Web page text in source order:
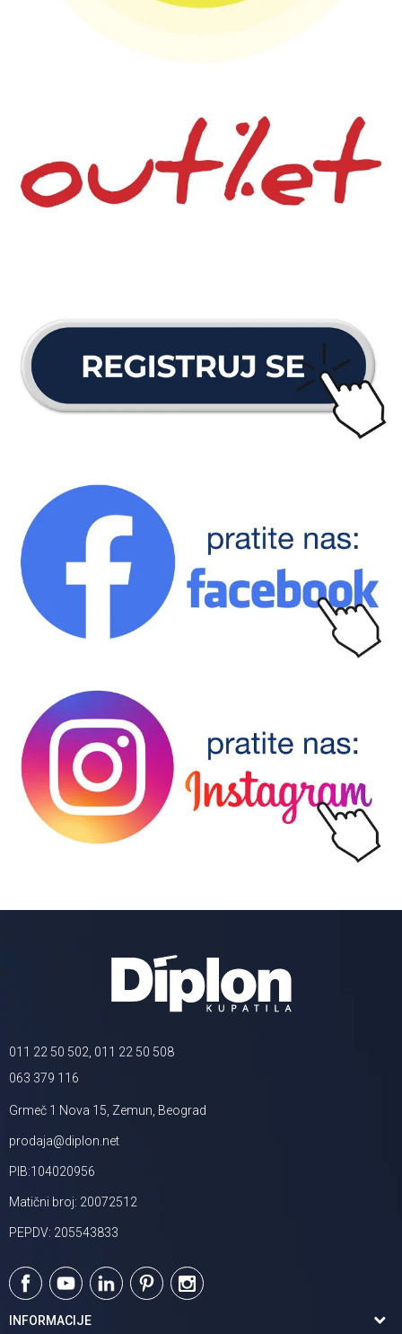
011 22 50 502, 011 22 50 508
063 379 116
Grmeč 1 Nova 15, Zemun, Beograd
prodaja@diplon.net
PIB:104020956
Matični broj: 20072512
PEPDV: 205543833
INFORMACIJE